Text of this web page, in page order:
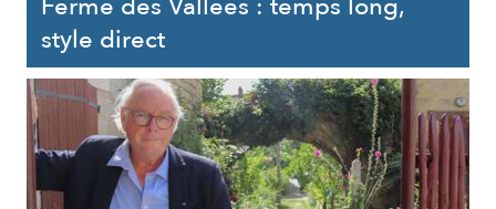
Ferme des Vallées : temps long,
style direct